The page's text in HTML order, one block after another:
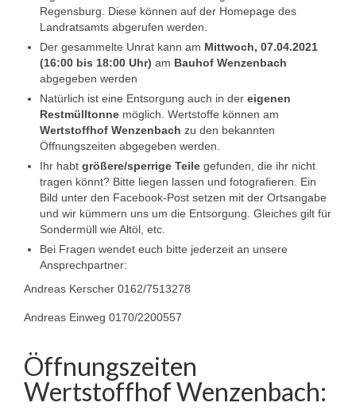
Regensburg. Diese können auf der Homepage des
Landratsamts abgerufen werden.
Der gesammelte Unrat kann am Mittwoch, 07.04.2021
(16:00 bis 18:00 Uhr) am Bauhof Wenzenbach
abgegeben werden
Natürlich ist eine Entsorgung auch in der eigenen
Restmülltonne möglich. Wertstoffe können am
Wertstoffhof Wenzenbach zu den bekannten
Öffnungszeiten abgegeben werden.
Ihr habt größere/sperrige Teile gefunden, die ihr nicht
tragen könnt? Bitte liegen lassen und fotografieren. Ein
Bild unter den Facebook-Post setzen mit der Ortsangabe
und wir kümmern uns um die Entsorgung. Gleiches gilt für
Sondermüll wie Altöl, etc.
Bei Fragen wendet euch bitte jederzeit an unsere
Ansprechpartner:
Andreas Kerscher 0162/7513278
Andreas Einweg 0170/2200557
Öffnungszeiten
Wertstoffhof Wenzenbach: